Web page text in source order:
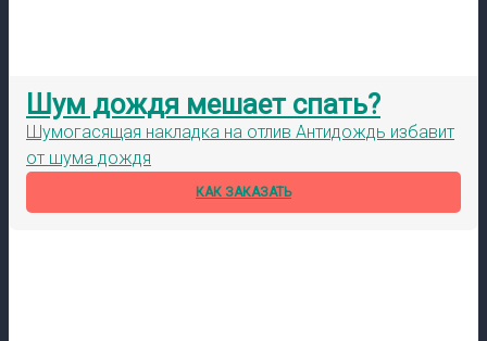
Шум дождя мешает спать?
Шумогасящая накладка на отлив Антидождь избавит
от шума дождя
КАК ЗАКАЗАТЬ